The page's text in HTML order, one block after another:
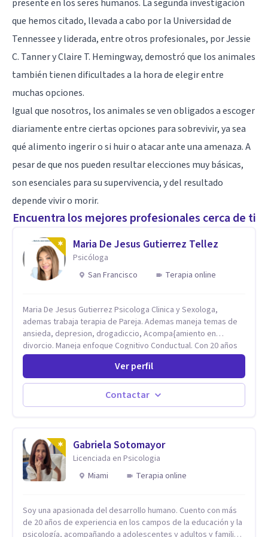
presente en los seres humanos. La segunda investigación
que hemos citado, llevada a cabo por la Universidad de
Tennessee y liderada, entre otros profesionales, por Jessie
C. Tanner y Claire T. Hemingway, demostró que los animales
también tienen dificultades a la hora de elegir entre
muchas opciones.
Igual que nosotros, los animales se ven obligados a escoger
diariamente entre ciertas opciones para sobrevivir, ya sea
qué alimento ingerir o si huir o atacar ante una amenaza. A
pesar de que nos pueden resultar elecciones muy básicas,
son esenciales para su supervivencia, y del resultado
depende vivir o morir.
Encuentra los mejores profesionales cerca de ti
Maria De Jesus Gutierrez Tellez
Psicóloga
San Francisco
Terapia online
Maria De Jesus Gutierrez Psicologa Clinica y Sexologa,
ademas trabaja terapia de Pareja. Ademas maneja temas de
ansieda, depresion, drogadiccio, Acompa{amiento en
divorcio. Maneja enfoque Cognitivo Conductual. Con 20 años
de experiencia, constantemente capacitandose en las
diferntes areas de la Salud Mental.
Ver perfil
Contactar
Gabriela Sotomayor
Licenciada en Psicologia
Miami
Terapia online
Soy una apasionada del desarrollo humano. Cuento con más
de 20 años de experiencia en los campos de la educación y la
psicología, acompañando a adolescentes y adultos y familias